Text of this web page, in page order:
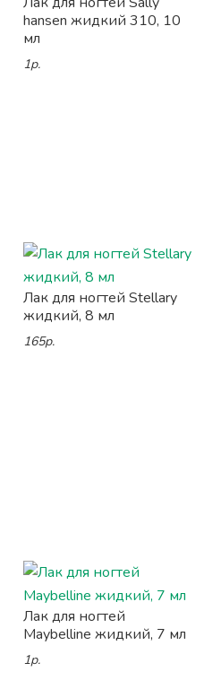
hansen жидкий 310, 10
мл
1р.
Лак для ногтей Stellary
жидкий, 8 мл
165р.
Лак для ногтей
Maybelline жидкий, 7 мл
1р.